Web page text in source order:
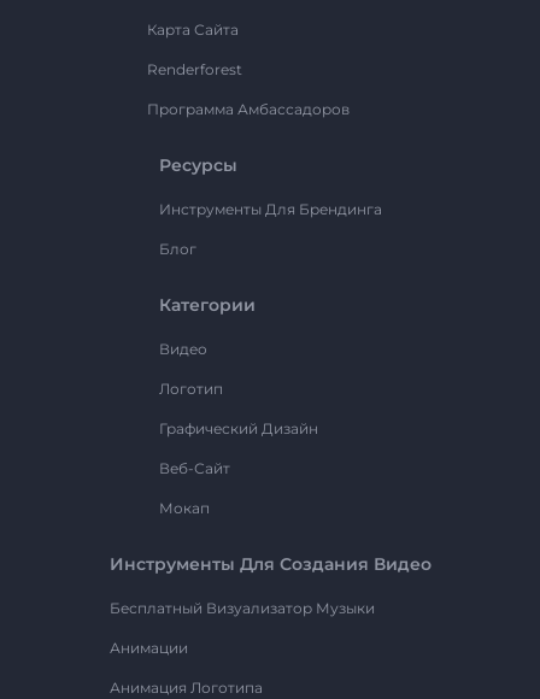
Карта Сайта
Renderforest
Программа Амбассадоров
Ресурсы
Инструменты Для Брендинга
Блог
Категории
Видео
Логотип
Графический Дизайн
Веб-Сайт
Мокап
Инструменты Для Создания Видео
Бесплатный Визуализатор Музыки
Анимации
Анимация Логотипа